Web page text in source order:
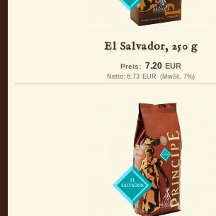
El Salvador, 250 g
Preis: 7.20 EUR
Netto: 6.73 EUR (MwSt. 7%)